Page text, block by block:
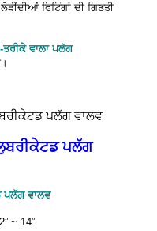
ਫਿਟਿੰਗਾਂ ਦੀ ਗਿਣਤੀ
ਤਰੀਕੇ ਵਾਲਾ ਪਲੱਗ
ਪਲੱਗ
ਪਲੱਗ ਵਾਲਵ
~ 14”